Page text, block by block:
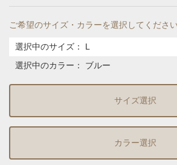
ご希望のサイズ・カラーを選択してください
選択中のサイズ：
L
選択中のカラー：
ブルー
サイズ選択
カラー選択